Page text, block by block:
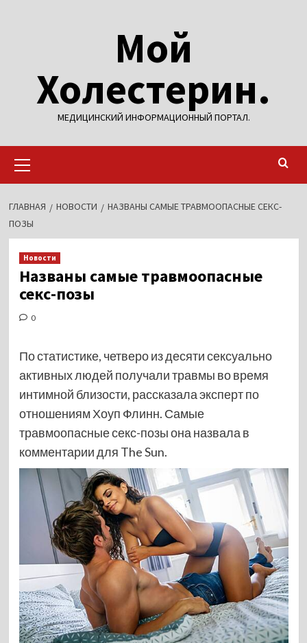
Мой
Холестерин.
МЕДИЦИНСКИЙ ИНФОРМАЦИОННЫЙ ПОРТАЛ.
меню
ГЛАВНАЯ НОВОСТИ
НАЗВАНЫ САМЫЕ ТРАВМООПАСНЫЕ СЕКС-
ПОЗЫ
Новости
Названы самые травмоопасные
секс-позы
0
По статистике, четверо из десяти сексуально
активных людей получали травмы во время
интимной близости, рассказала эксперт по
отношениям Хоуп Флинн. Самые
травмоопасные секс-позы она назвала в
комментарии для The Sun.